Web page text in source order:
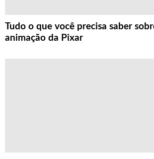
Tudo o que você precisa saber
animação da Pixar